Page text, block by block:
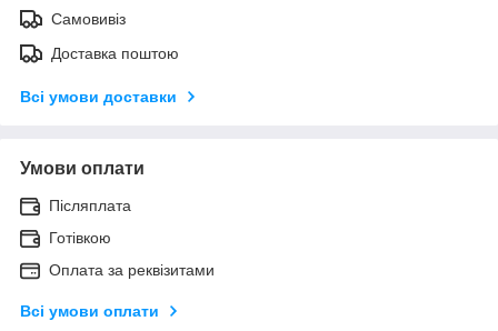
Самовивіз
Доставка поштою
Всі умови доставки
Умови оплати
Післяплата
Готівкою
Оплата за реквізитами
Всі умови оплати